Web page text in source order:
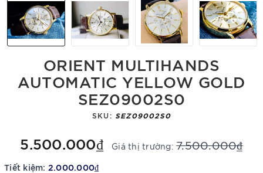
ORIENT MULTIHANDS
AUTOMATIC YELLOW GOLD
SEZ09002S0
SKU: SEZ09002S0
5.500.000₫ Giá thị trường:7.500.000₫
Tiết kiệm: 2.000.000₫